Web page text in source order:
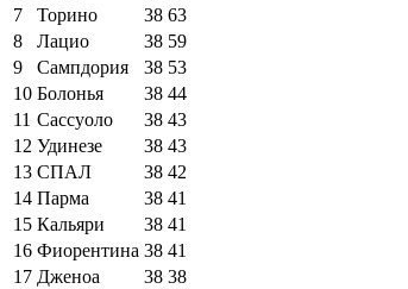
7
Торино 38 63
8
Лацио 38 59
9
Сампдория 38 53
10 Болонья 38 44
11 Сассуоло 38 43
12 Удинезе 38 43
13 СПАЛ 38 42
14 Парма 38 41
15 Кальяри 38 41
16 Фиорентина 38 41
17 Дженоа 38 38